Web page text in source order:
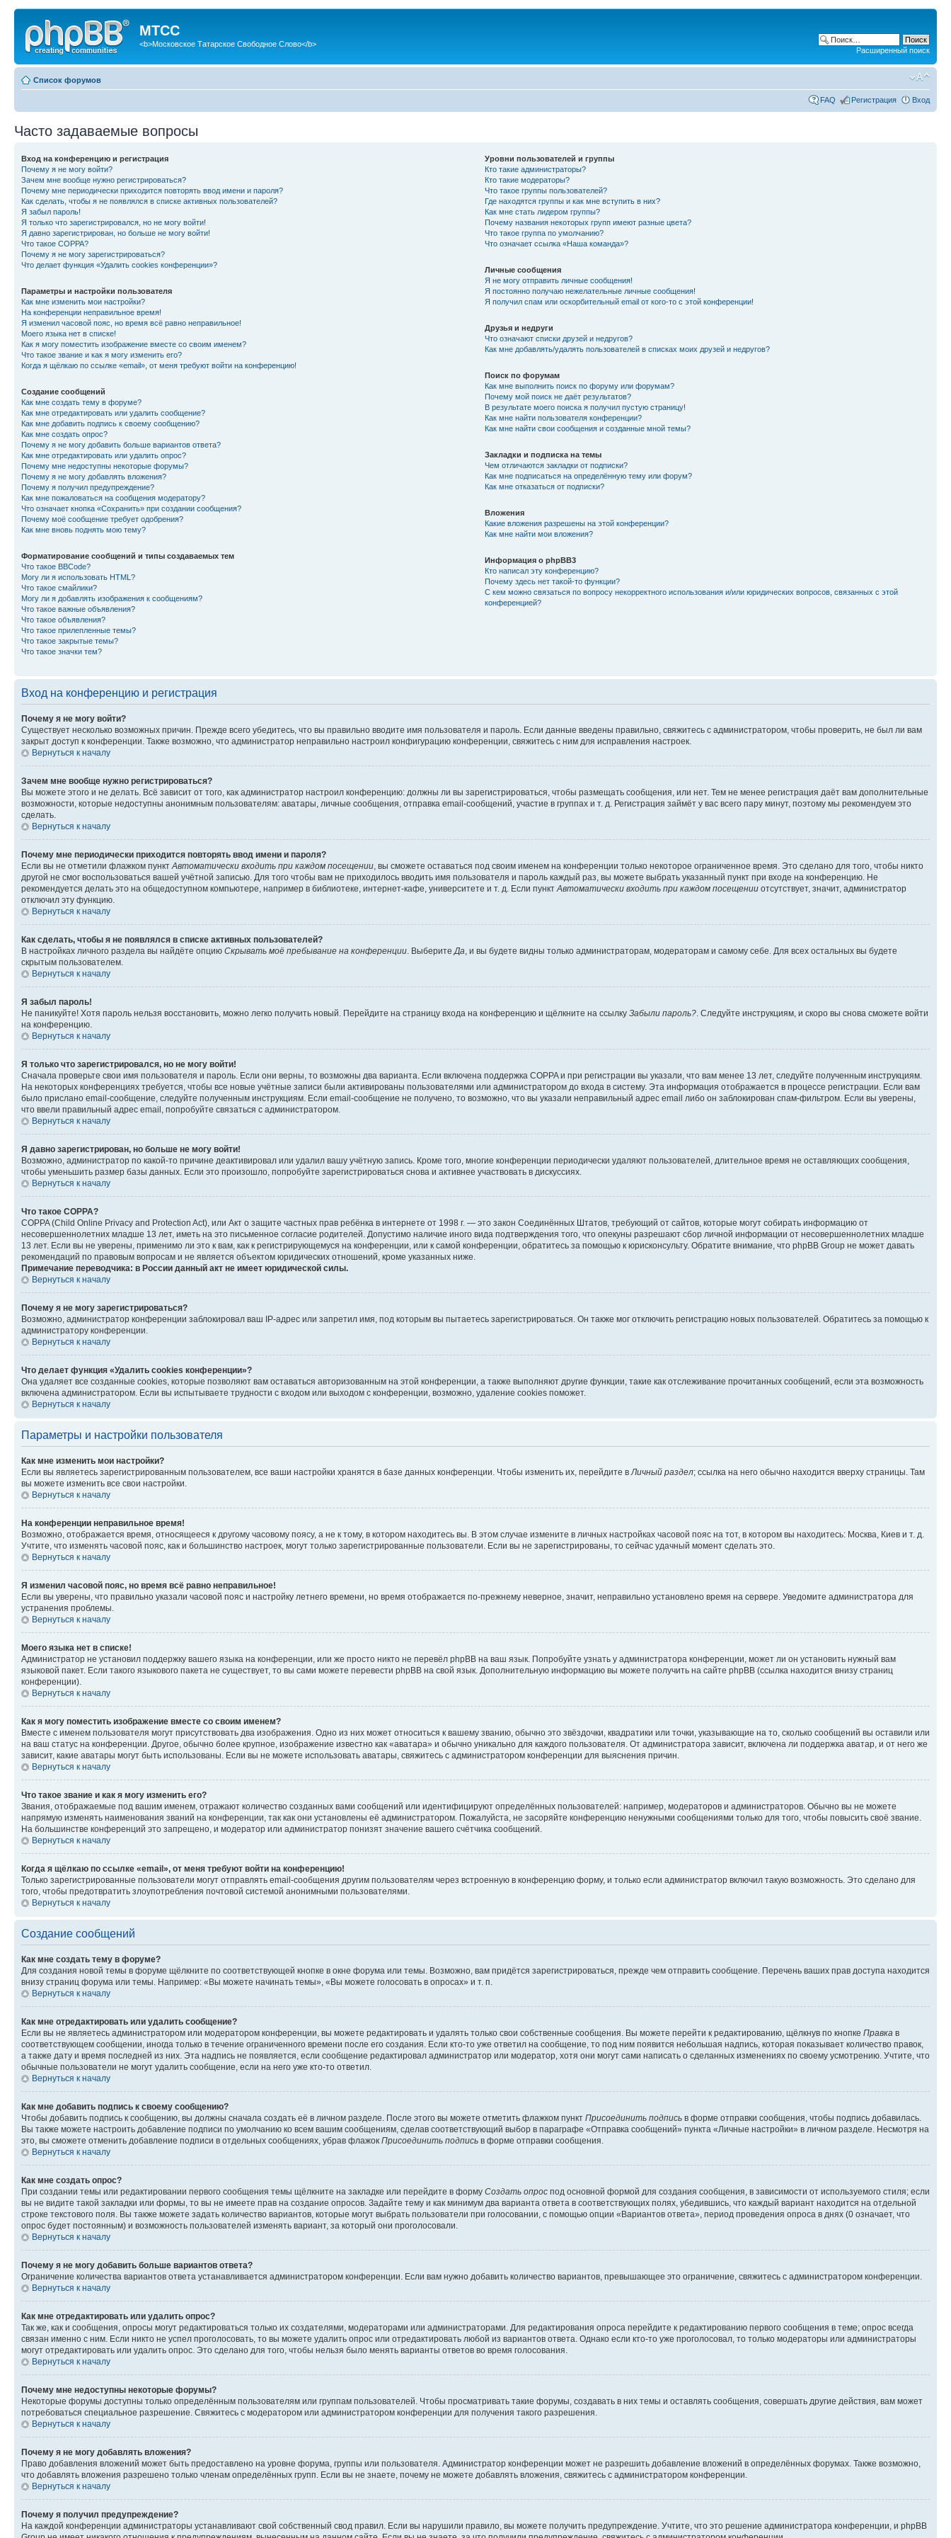
МТСС
<b>Московское Татарское Свободное Слово</b>
Расширенный поиск
Список форумов
FAQ Регистрация Вход
Часто задаваемые вопросы
Вход на конференцию и регистрация
Почему я не могу войти?
Зачем мне вообще нужно регистрироваться?
Почему мне периодически приходится повторять ввод имени и пароля?
Как сделать, чтобы я не появлялся в списке активных пользователей?
Я забыл пароль!
Я только что зарегистрировался, но не могу войти!
Я давно зарегистрирован, но больше не могу войти!
Что такое COPPA?
Почему я не могу зарегистрироваться?
Что делает функция «Удалить cookies конференции»?
Параметры и настройки пользователя
Как мне изменить мои настройки?
На конференции неправильное время!
Я изменил часовой пояс, но время всё равно неправильное!
Моего языка нет в списке!
Как я могу поместить изображение вместе со своим именем?
Что такое звание и как я могу изменить его?
Когда я щёлкаю по ссылке «email», от меня требуют войти на конференцию!
Создание сообщений
Как мне создать тему в форуме?
Как мне отредактировать или удалить сообщение?
Как мне добавить подпись к своему сообщению?
Как мне создать опрос?
Почему я не могу добавить больше вариантов ответа?
Как мне отредактировать или удалить опрос?
Почему мне недоступны некоторые форумы?
Почему я не могу добавлять вложения?
Почему я получил предупреждение?
Как мне пожаловаться на сообщения модератору?
Что означает кнопка «Сохранить» при создании сообщения?
Почему моё сообщение требует одобрения?
Как мне вновь поднять мою тему?
Форматирование сообщений и типы создаваемых тем
Что такое BBCode?
Могу ли я использовать HTML?
Что такое смайлики?
Могу ли я добавлять изображения к сообщениям?
Что такое важные объявления?
Что такое объявления?
Что такое прилепленные темы?
Что такое закрытые темы?
Что такое значки тем?
Уровни пользователей и группы
Кто такие администраторы?
Кто такие модераторы?
Что такое группы пользователей?
Где находятся группы и как мне вступить в них?
Как мне стать лидером группы?
Почему названия некоторых групп имеют разные цвета?
Что такое группа по умолчанию?
Что означает ссылка «Наша команда»?
Личные сообщения
Я не могу отправить личные сообщения!
Я постоянно получаю нежелательные личные сообщения!
Я получил спам или оскорбительный email от кого-то с этой конференции!
Друзья и недруги
Что означают списки друзей и недругов?
Как мне добавлять/удалять пользователей в списках моих друзей и недругов?
Поиск по форумам
Как мне выполнить поиск по форуму или форумам?
Почему мой поиск не даёт результатов?
В результате моего поиска я получил пустую страницу!
Как мне найти пользователя конференции?
Как мне найти свои сообщения и созданные мной темы?
Закладки и подписка на темы
Чем отличаются закладки от подписки?
Как мне подписаться на определённую тему или форум?
Как мне отказаться от подписки?
Вложения
Какие вложения разрешены на этой конференции?
Как мне найти мои вложения?
Информация о phpBB3
Кто написал эту конференцию?
Почему здесь нет такой-то функции?
С кем можно связаться по вопросу некорректного использования и/или юридических вопросов, связанных с этой
конференцией?
Вход на конференцию и регистрация
Почему я не могу войти?
Существует несколько возможных причин. Прежде всего убедитесь, что вы правильно вводите имя пользователя и пароль. Если данные введены правильно, свяжитесь с администратором, чтобы проверить, не был ли вам
закрыт доступ к конференции. Также возможно, что администратор неправильно настроил конфигурацию конференции, свяжитесь с ним для исправления настроек.
Вернуться к началу
Зачем мне вообще нужно регистрироваться?
Вы можете этого и не делать. Всё зависит от того, как администратор настроил конференцию: должны ли вы зарегистрироваться, чтобы размещать сообщения, или нет. Тем не менее регистрация даёт вам дополнительные
возможности, которые недоступны анонимным пользователям: аватары, личные сообщения, отправка email-сообщений, участие в группах и т. д. Регистрация займёт у вас всего пару минут, поэтому мы рекомендуем это
сделать.
Вернуться к началу
Почему мне периодически приходится повторять ввод имени и пароля?
Если вы не отметили флажком пункт Автоматически входить при каждом посещении , вы сможете оставаться под своим именем на конференции только некоторое ограниченное время. Это сделано для того, чтобы никто
другой не смог воспользоваться вашей учётной записью. Для того чтобы вам не приходилось вводить имя пользователя и пароль каждый раз, вы можете выбрать указанный пункт при входе на конференцию. Не
рекомендуется делать это на общедоступном компьютере, например в библиотеке, интернет-кафе, университете и т. д. Если пункт Автоматически входить при каждом посещении отсутствует, значит, администратор
отключил эту функцию.
Вернуться к началу
Как сделать, чтобы я не появлялся в списке активных пользователей?
В настройках личного раздела вы найдёте опцию Скрывать моё пребывание на конференции . Выберите Да , и вы будете видны только администраторам, модераторам и самому себе. Для всех остальных вы будете
скрытым пользователем.
Вернуться к началу
Я забыл пароль!
Не паникуйте! Хотя пароль нельзя восстановить, можно легко получить новый. Перейдите на страницу входа на конференцию и щёлкните на ссылку Забыли пароль? . Следуйте инструкциям, и скоро вы снова сможете войти
на конференцию.
Вернуться к началу
Я только что зарегистрировался, но не могу войти!
Сначала проверьте свои имя пользователя и пароль. Если они верны, то возможны два варианта. Если включена поддержка COPPA и при регистрации вы указали, что вам менее 13 лет, следуйте полученным инструкциям.
На некоторых конференциях требуется, чтобы все новые учётные записи были активированы пользователями или администратором до входа в систему. Эта информация отображается в процессе регистрации. Если вам
было прислано email-сообщение, следуйте полученным инструкциям. Если email-сообщение не получено, то возможно, что вы указали неправильный адрес email либо он заблокирован спам-фильтром. Если вы уверены,
что ввели правильный адрес email, попробуйте связаться с администратором.
Вернуться к началу
Я давно зарегистрирован, но больше не могу войти!
Возможно, администратор по какой-то причине деактивировал или удалил вашу учётную запись. Кроме того, многие конференции периодически удаляют пользователей, длительное время не оставляющих сообщения,
чтобы уменьшить размер базы данных. Если это произошло, попробуйте зарегистрироваться снова и активнее участвовать в дискуссиях.
Вернуться к началу
Что такое COPPA?
COPPA (Child Online Privacy and Protection Act), или Акт о защите частных прав ребёнка в интернете от 1998 г. — это закон Соединённых Штатов, требующий от сайтов, которые могут собирать информацию от
несовершеннолетних младше 13 лет, иметь на это письменное согласие родителей. Допустимо наличие иного вида подтверждения того, что опекуны разрешают сбор личной информации от несовершеннолетних младше
13 лет. Если вы не уверены, применимо ли это к вам, как к регистрирующемуся на конференции, или к самой конференции, обратитесь за помощью к юрисконсульту. Обратите внимание, что phpBB Group не может давать
рекомендаций по правовым вопросам и не является объектом юридических отношений, кроме указанных ниже.
Примечание переводчика: в России данный акт не имеет юридической силы.
Вернуться к началу
Почему я не могу зарегистрироваться?
Возможно, администратор конференции заблокировал ваш IP-адрес или запретил имя, под которым вы пытаетесь зарегистрироваться. Он также мог отключить регистрацию новых пользователей. Обратитесь за помощью к
администратору конференции.
Вернуться к началу
Что делает функция «Удалить cookies конференции»?
Она удаляет все созданные cookies, которые позволяют вам оставаться авторизованным на этой конференции, а также выполняют другие функции, такие как отслеживание прочитанных сообщений, если эта возможность
включена администратором. Если вы испытываете трудности с входом или выходом с конференции, возможно, удаление cookies поможет.
Вернуться к началу
Параметры и настройки пользователя
Как мне изменить мои настройки?
Если вы являетесь зарегистрированным пользователем, все ваши настройки хранятся в базе данных конференции. Чтобы изменить их, перейдите в Личный раздел; ссылка на него обычно находится вверху страницы. Там
вы можете изменить все свои настройки.
Вернуться к началу
На конференции неправильное время!
Возможно, отображается время, относящееся к другому часовому поясу, а не к тому, в котором находитесь вы. В этом случае измените в личных настройках часовой пояс на тот, в котором вы находитесь: Москва, Киев и т. д.
Учтите, что изменять часовой пояс, как и большинство настроек, могут только зарегистрированные пользователи. Если вы не зарегистрированы, то сейчас удачный момент сделать это.
Вернуться к началу
Я изменил часовой пояс, но время всё равно неправильное!
Если вы уверены, что правильно указали часовой пояс и настройку летнего времени, но время отображается по-прежнему неверное, значит, неправильно установлено время на сервере. Уведомите администратора для
устранения проблемы.
Вернуться к началу
Моего языка нет в списке!
Администратор не установил поддержку вашего языка на конференции, или же просто никто не перевёл phpBB на ваш язык. Попробуйте узнать у администратора конференции, может ли он установить нужный вам
языковой пакет. Если такого языкового пакета не существует, то вы сами можете перевести phpBB на свой язык. Дополнительную информацию вы можете получить на сайте phpBB (ссылка находится внизу страниц
конференции).
Вернуться к началу
Как я могу поместить изображение вместе со своим именем?
Вместе с именем пользователя могут присутствовать два изображения. Одно из них может относиться к вашему званию, обычно это звёздочки, квадратики или точки, указывающие на то, сколько сообщений вы оставили или
на ваш статус на конференции. Другое, обычно более крупное, изображение известно как «аватара» и обычно уникально для каждого пользователя. От администратора зависит, включена ли поддержка аватар, и от него же
зависит, какие аватары могут быть использованы. Если вы не можете использовать аватары, свяжитесь с администратором конференции для выяснения причин.
Вернуться к началу
Что такое звание и как я могу изменить его?
Звания, отображаемые под вашим именем, отражают количество созданных вами сообщений или идентифицируют определённых пользователей: например, модераторов и администраторов. Обычно вы не можете
напрямую изменять наименования званий на конференции, так как они установлены её администратором. Пожалуйста, не засоряйте конференцию ненужными сообщениями только для того, чтобы повысить своё звание.
На большинстве конференций это запрещено, и модератор или администратор понизят значение вашего счётчика сообщений.
Вернуться к началу
Когда я щёлкаю по ссылке «email», от меня требуют войти на конференцию!
Только зарегистрированные пользователи могут отправлять email-сообщения другим пользователям через встроенную в конференцию форму, и только если администратор включил такую возможность. Это сделано для
того, чтобы предотвратить злоупотребления почтовой системой анонимными пользователями.
Вернуться к началу
Создание сообщений
Как мне создать тему в форуме?
Для создания новой темы в форуме щёлкните по соответствующей кнопке в окне форума или темы. Возможно, вам придётся зарегистрироваться, прежде чем отправить сообщение. Перечень ваших прав доступа находится
внизу страниц форума или темы. Например: «Вы можете начинать темы», «Вы можете голосовать в опросах» и т. п.
Вернуться к началу
Как мне отредактировать или удалить сообщение?
Если вы не являетесь администратором или модератором конференции, вы можете редактировать и удалять только свои собственные сообщения. Вы можете перейти к редактированию, щёлкнув по кнопке Правка в
соответствующем сообщении, иногда только в течение ограниченного времени после его создания. Если кто-то уже ответил на сообщение, то под ним появится небольшая надпись, которая показывает количество правок,
а также дату и время последней из них. Эта надпись не появляется, если сообщение редактировал администратор или модератор, хотя они могут сами написать о сделанных изменениях по своему усмотрению. Учтите, что
обычные пользователи не могут удалить сообщение, если на него уже кто-то ответил.
Вернуться к началу
Как мне добавить подпись к своему сообщению?
Чтобы добавить подпись к сообщению, вы должны сначала создать её в личном разделе. После этого вы можете отметить флажком пункт Присоединить подпись в форме отправки сообщения, чтобы подпись добавилась.
Вы также можете настроить добавление подписи по умолчанию ко всем вашим сообщениям, сделав соответствующий выбор в параграфе «Отправка сообщений» пункта «Личные настройки» в личном разделе. Несмотря на
это, вы сможете отменить добавление подписи в отдельных сообщениях, убрав флажок Присоединить подпись в форме отправки сообщения.
Вернуться к началу
Как мне создать опрос?
При создании темы или редактировании первого сообщения темы щёлкните на закладке или перейдите в форму Создать опрос под основной формой для создания сообщения, в зависимости от используемого стиля; если
вы не видите такой закладки или формы, то вы не имеете прав на создание опросов. Задайте тему и как минимум два варианта ответа в соответствующих полях, убедившись, что каждый вариант находится на отдельной
строке текстового поля. Вы также можете задать количество вариантов, которые могут выбрать пользователи при голосовании, с помощью опции «Вариантов ответа», период проведения опроса в днях (0 означает, что
опрос будет постоянным) и возможность пользователей изменять вариант, за который они проголосовали.
Вернуться к началу
Почему я не могу добавить больше вариантов ответа?
Ограничение количества вариантов ответа устанавливается администратором конференции. Если вам нужно добавить количество вариантов, превышающее это ограничение, свяжитесь с администратором конференции.
Вернуться к началу
Как мне отредактировать или удалить опрос?
Так же, как и сообщения, опросы могут редактироваться только их создателями, модераторами или администраторами. Для редактирования опроса перейдите к редактированию первого сообщения в теме; опрос всегда
связан именно с ним. Если никто не успел проголосовать, то вы можете удалить опрос или отредактировать любой из вариантов ответа. Однако если кто-то уже проголосовал, то только модераторы или администраторы
могут отредактировать или удалить опрос. Это сделано для того, чтобы нельзя было менять варианты ответов во время голосования.
Вернуться к началу
Почему мне недоступны некоторые форумы?
Некоторые форумы доступны только определённым пользователям или группам пользователей. Чтобы просматривать такие форумы, создавать в них темы и оставлять сообщения, совершать другие действия, вам может
потребоваться специальное разрешение. Свяжитесь с модератором или администратором конференции для получения такого разрешения.
Вернуться к началу
Почему я не могу добавлять вложения?
Право добавления вложений может быть предоставлено на уровне форума, группы или пользователя. Администратор конференции может не разрешить добавление вложений в определённых форумах. Также возможно,
что добавлять вложения разрешено только членам определённых групп. Если вы не знаете, почему не можете добавлять вложения, свяжитесь с администратором конференции.
Вернуться к началу
Почему я получил предупреждение?
На каждой конференции администраторы устанавливают свой собственный свод правил. Если вы нарушили правило, вы можете получить предупреждение. Учтите, что это решение администратора конференции, и phpBB